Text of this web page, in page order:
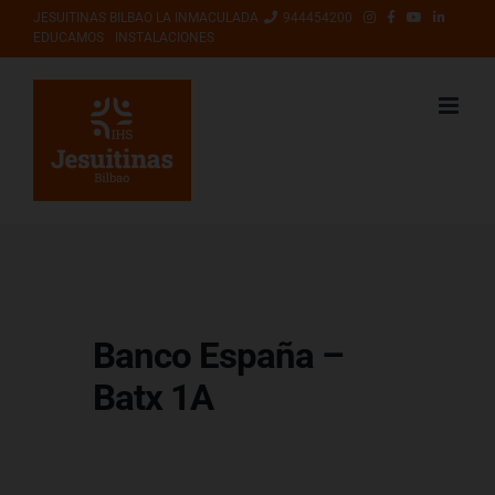
Saltar
contenido
JESUITINAS BILBAO LA INMACULADA
944454200
EDUCAMOS
INSTALACIONES
Banco España –
Batx 1A